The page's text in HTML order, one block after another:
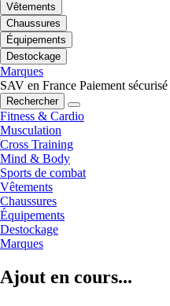
Vêtements
Chaussures
Équipements
Destockage
Marques
SAV en France Paiement sécurisé
Rechercher
Fitness & Cardio
Musculation
Cross Training
Mind & Body
Sports de combat
Vêtements
Chaussures
Équipements
Destockage
Marques
Ajout en cours...